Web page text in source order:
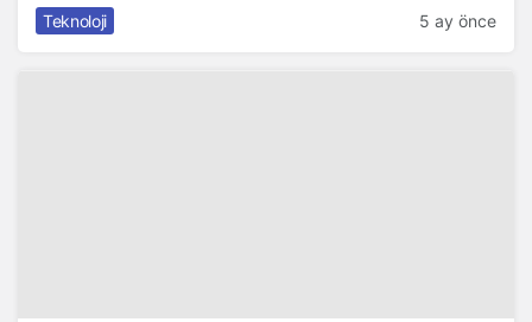
Teknoloji 5 ay önce